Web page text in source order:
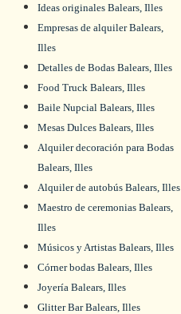
Ideas originales Balears, Illes
Empresas de alquiler Balears,
Illes
Detalles de Bodas Balears, Illes
Food Truck Balears, Illes
Baile Nupcial Balears, Illes
Mesas Dulces Balears, Illes
Alquiler decoración para Bodas
Balears, Illes
Alquiler de autobús Balears, Illes
Maestro de ceremonias Balears,
Illes
Músicos y Artistas Balears, Illes
Córner bodas Balears, Illes
Joyería Balears, Illes
Glitter Bar Balears, Illes